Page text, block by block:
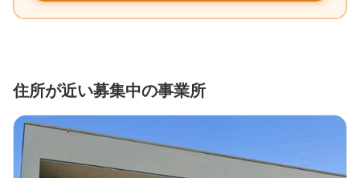
住所が近い募集中の事業所